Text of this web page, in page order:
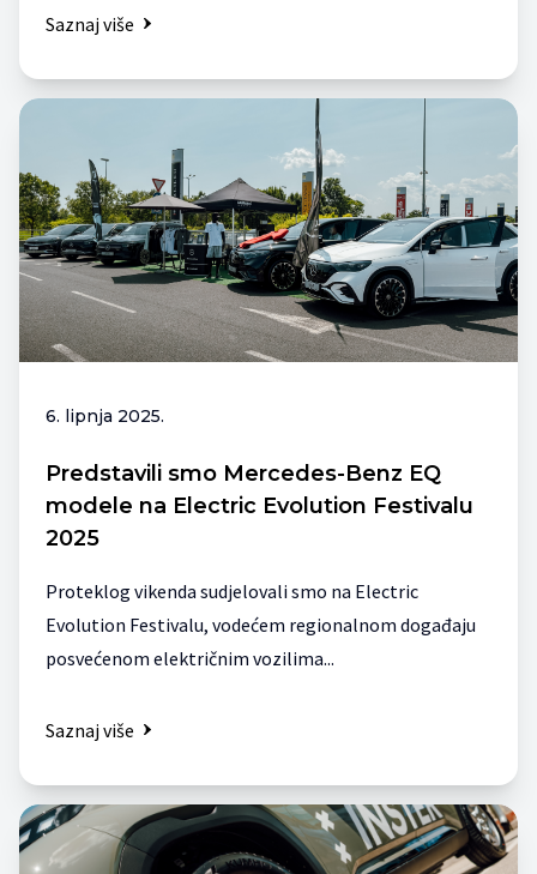
Saznaj više
6. lipnja 2025.
Predstavili smo Mercedes-Benz EQ
modele na Electric Evolution Festivalu
2025
Proteklog vikenda sudjelovali smo na Electric
Evolution Festivalu, vodećem regionalnom događaju
posvećenom električnim vozilima...
Saznaj više